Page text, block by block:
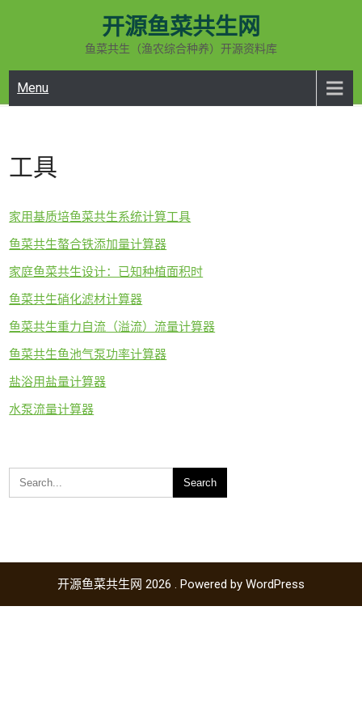
开源鱼菜共生网
鱼菜共生（渔农综合种养）开源资料库
Menu
工具
家用基质培鱼菜共生系统计算工具
鱼菜共生螯合铁添加量计算器
家庭鱼菜共生设计：已知种植面积时
鱼菜共生硝化滤材计算器
鱼菜共生重力自流（溢流）流量计算器
鱼菜共生鱼池气泵功率计算器
盐浴用盐量计算器
水泵流量计算器
开源鱼菜共生网 2026 . Powered by WordPress